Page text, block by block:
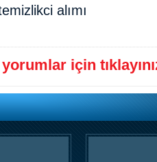
alımı
için